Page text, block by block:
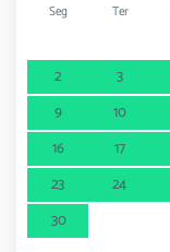
Seg Ter
2
3
9
10
16
17
23
24
30